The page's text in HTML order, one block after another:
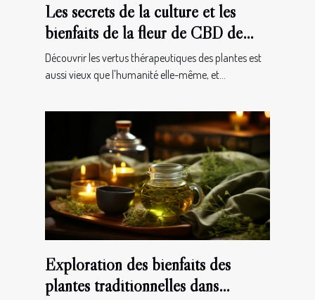
Les secrets de la culture et les
bienfaits de la fleur de CBD de
type Jack Herer
Découvrir les vertus thérapeutiques des plantes est
aussi vieux que l'humanité elle-même, et...
Exploration des bienfaits des
plantes traditionnelles dans